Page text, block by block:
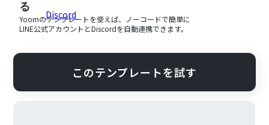
る
Yoomのテンプレートを使えば、ノーコードで簡単に
LINE公式アカウント とDiscordを自動連携できます。
このテンプレートを試す